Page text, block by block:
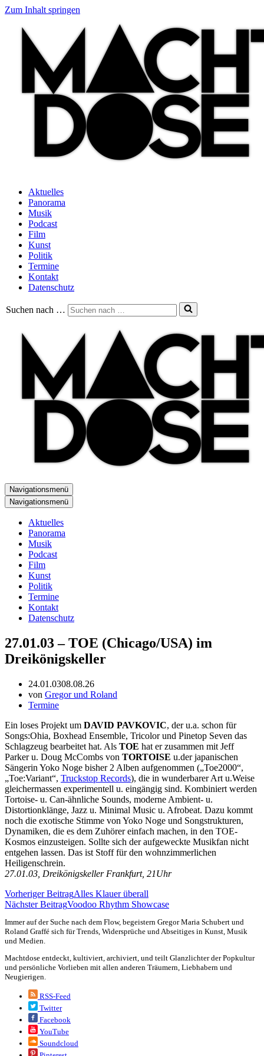
Zum Inhalt springen
Aktuelles
Panorama
Musik
Podcast
Film
Kunst
Politik
Termine
Kontakt
Datenschutz
Suchen nach …
Navigationsmenü
Navigationsmenü
Aktuelles
Panorama
Musik
Podcast
Film
Kunst
Politik
Termine
Kontakt
Datenschutz
27.01.03 – TOE (Chicago/USA) im
Dreikönigskeller
24.01.0308.08.26
von Gregor und Roland
Termine
Ein loses Projekt um DAVID PAVKOVIC, der u.a. schon für
Songs:Ohia, Boxhead Ensemble, Tricolor und Pinetop Seven das
Schlagzeug bearbeitet hat. Als TOE hat er zusammen mit Jeff
Parker u. Doug McCombs von TORTOISE u.der japanischen
Sängerin Yoko Noge bisher 2 Alben aufgenommen („Toe2000“,
„Toe:Variant“, Truckstop Records), die in wunderbarer Art u.Weise
gleichermassen experimentell u. eingängig sind. Kombiniert werden
Tortoise- u. Can-ähnliche Sounds, moderne Ambient- u.
Distortionklänge, Jazz u. Minimal Music u. Afrobeat. Dazu kommt
noch die exotische Stimme von Yoko Noge und Songstrukturen,
Dynamiken, die es dem Zuhörer einfach machen, in den TOE-
Kosmos einzusteigen. Sollte sich der aufgeweckte Musikfan nicht
entgehen lassen. Das ist Stoff für den wohnzimmerlichen
Heiligenschrein.
27.01.03, Dreikönigskeller Frankfurt, 21Uhr
Vorheriger BeitragAlles Klauer überall
Nächster BeitragVoodoo Rhythm Showcase
Immer auf der Suche nach dem Flow, begeistern Gregor Maria Schubert und
Roland Graffé sich für Trends, Widersprüche und Abseitiges in Kunst, Musik
und Medien.
Machtdose entdeckt, kultiviert, archiviert, und teilt Glanzlichter der Popkultur
und persönliche Vorlieben mit allen anderen Träumern, Liebhabern und
Neugierigen.
RSS-Feed
Twitter
Facebook
YouTube
Soundcloud